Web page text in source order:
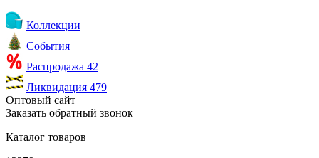
Коллекции
События
Распродажа 42
Ликвидация 479
Оптовый сайт
Заказать обратный звонок
Каталог товаров